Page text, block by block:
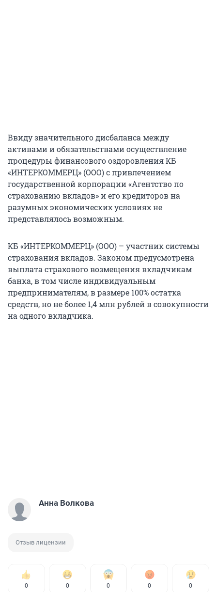
Ввиду значительного дисбаланса между
активами и обязательствами осуществление
процедуры финансового оздоровления КБ
«ИНТЕРКОММЕРЦ» (ООО) с привлечением
государственной корпорации «Агентство по
страхованию вкладов» и его кредиторов на
разумных экономических условиях не
представлялось возможным.
КБ «ИНТЕРКОММЕРЦ» (ООО) – участник системы
страхования вкладов. Законом предусмотрена
выплата страхового возмещения вкладчикам
банка, в том числе индивидуальным
предпринимателям, в размере 100% остатка
средств, но не более 1,4 млн рублей в совокупности
на одного вкладчика.
Анна Волкова
Отзыв лицензии
0 0 0 0 0